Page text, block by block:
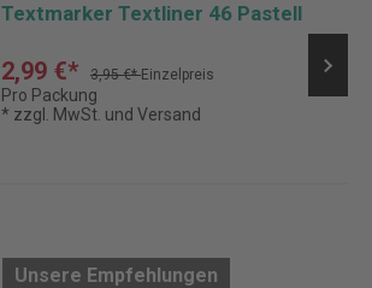
Textmarker Textliner 46 Pastell
2,99 €* 3,95 €*Einzelpreis
Pro Packung
* zzgl. MwSt. und Versand
Unsere Empfehlungen